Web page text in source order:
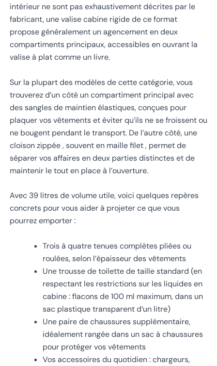
intérieur ne sont pas exhaustivement décrites par le
fabricant, une valise cabine rigide de ce format
propose généralement un agencement en deux
compartiments principaux, accessibles en ouvrant la
valise à plat comme un livre.
Sur la plupart des modèles de cette catégorie, vous
trouverez d’un côté un compartiment principal avec
des sangles de maintien élastiques, conçues pour
plaquer vos vêtements et éviter qu’ils ne se froissent ou
ne bougent pendant le transport. De l’autre côté, une
cloison zippée , souvent en maille filet , permet de
séparer vos affaires en deux parties distinctes et de
maintenir le tout en place à l’ouverture.
Avec 39 litres de volume utile, voici quelques repères
concrets pour vous aider à projeter ce que vous
pourrez emporter :
Trois à quatre tenues complètes pliées ou
roulées, selon l’épaisseur des vêtements
Une trousse de toilette de taille standard (en
respectant les restrictions sur les liquides en
cabine : flacons de 100 ml maximum, dans un
sac plastique transparent d’un litre)
Une paire de chaussures supplémentaire,
idéalement rangée dans un sac à chaussures
pour protéger vos vêtements
Vos accessoires du quotidien : chargeurs,